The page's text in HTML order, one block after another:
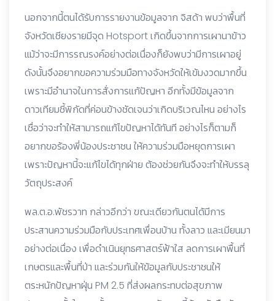
นอกจากนี้ตนได้รับการรายงานข้อมูลจาก จิสด้า พบว่าพื้นที่
จังหวัดเชียงรายมีจุด Hotsport เกิดขึ้นจากการเผานาข้าว
แม้ว่าจะมีการรณรงค์อย่างต่อเนื่องก็ยังพบว่ามีการเผาอยู่
ดังนั้นจึงอยากขอความร่วมมือทางจังหวัดให้เข้มงวดมากขึ้น
เพราะมีอำนาจในการสั่งการแก้ปัญหา อีกทั้งมีข้อมูลจาก
ดาวเทียมชี้พิกัดที่ค่อนข้างชัดเจนว่าเกิดบริเวณไหน อย่างไร
เชื่อว่าจะทำให้สามารถแก้ไขปัญหาได้ทันที อย่างไรก็ตามก็
อยากขอร้องพี่น้องประชาชน ให้ความร่วมมือหยุดการเผา
เพราะปัญหานี้จะแก้ไขได้ทุกฝ่าย ต้องช่วยกันจึงจะทำให้บรรลุ
วัตถุประสงค์
พล.ต.อ.พัชรวาท กล่าวอีกว่า ขณะเดียวกันตนได้มีการ
ประสานความร่วมมือกับประเทศเพื่อนบ้าน ทั้งลาว และเมียนมา
อย่างต่อเนื่อง เพื่อดำเนินยุทธศาสตร์ฟ้าใส ลดการเผาพื้นที่
เกษตรและพื้นที่ป่า และร่วมกันให้ข้อมูลกับประชาชนให้
ตระหนักปัญหาฝุ่น PM 2.5 ที่ส่งผลกระทบต่อสุขภาพ